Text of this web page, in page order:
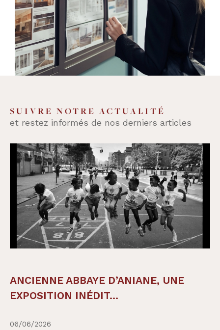
Lodève. Nous offrons également des
servicesd'estimationpour vous aider à
déterminer la valeur de votre bien
immobilier avec précision et fiabilité.
SUIVRE NOTRE ACTUALITÉ
et restez informés de nos derniers articles
ANCIENNE ABBAYE D’ANIANE, UNE
EXPOSITION INÉDIT...
06/06/2026